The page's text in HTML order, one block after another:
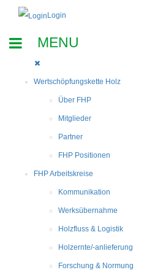
Login
Wertschöpfungskette Holz
Über FHP
Mitglieder
Partner
FHP Positionen
FHP Arbeitskreise
Kommunikation
Werksübernahme
Holzfluss & Logistik
Holzernte/-anlieferung
Forschung & Normung